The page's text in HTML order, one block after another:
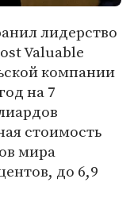
лидерство
Valuable
компании
на 7
стоимость
мира
до 6,9